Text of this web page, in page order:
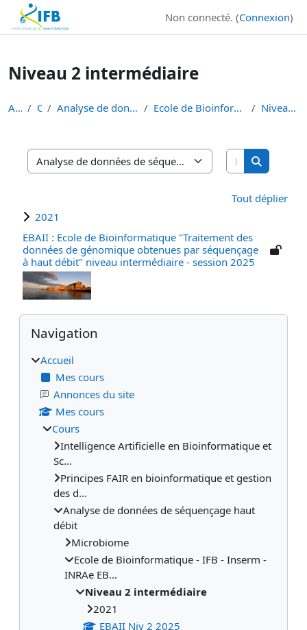
Institut Français de Bioinformatique - Les formations
Passer au contenu principal
Non connecté. (Connexion)
Niveau 2 intermédiaire
Accueil Cours Analyse de données de séquençage haut débit Ecole de Bioinformatique - IFB - Inserm - INRAe EB... Niveau 2 intermédiaire
Catégories de cours
Rechercher
Tout déplier
2021
EBAII : Ecole de Bioinformatique "Traitement des
données de génomique obtenues par séquençage
à haut débit" niveau intermédiaire - session 2025
Blocs
Passer Navigation
Navigation
Accueil
Mes cours
Annonces du site
Mes cours
Cours
Intelligence Artificielle en Bioinformatique et
Sc...
Principes FAIR en bioinformatique et gestion
des d...
Analyse de données de séquençage haut
débit
Microbiome
Ecole de Bioinformatique - IFB - Inserm -
INRAe EB...
Niveau 2 intermédiaire
2021
EBAII Niv 2 2025